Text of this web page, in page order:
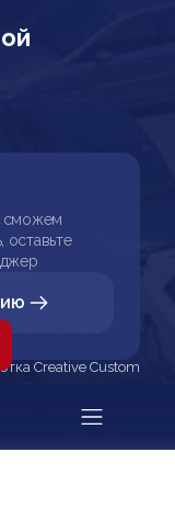
сможем
оставьте
Creative Custom